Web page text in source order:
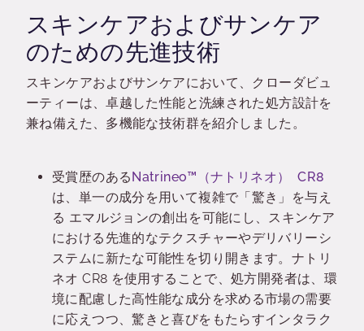
スキンケアおよびサンケア
のための先進技術
スキンケアおよびサンケアにおいて、クローダビュ
ーティーは、卓越した性能と洗練された処方設計を
兼ね備えた、多機能な技術群を紹介しました。
受賞歴のある Natrineo™（ナトリネオ）
CR8
は、単一の成分を用いて複雑で「驚き」を与え
る エマルジョンの創出を可能にし、スキンケア
における先進的なテクスチャーやデリバリーシ
ステムに新たな可能性を切り開きます。ナトリ
ネオ CR8 を使用することで、処方開発者は、環
境に配慮した高性能な成分を求める市場の需要
に応えつつ、驚きと喜びをもたらすインタラク